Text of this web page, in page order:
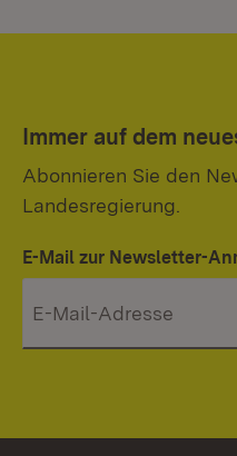
Immer auf dem
Abonnieren Sie den
Landesregierung.
E-Mail zur Newsletter-